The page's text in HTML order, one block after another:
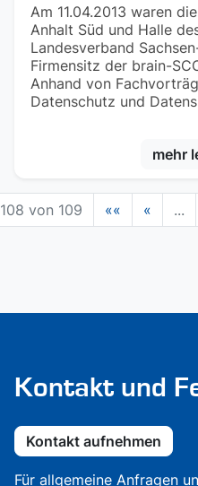
Am 11.04.2013 waren
Anhalt Süd und Halle
Landesverband
Firmensitz der brain-
Anhand von
Datenschutz und
mehr
von 109 «« « ...
Kontakt und
Kontakt aufnehmen
Für allgemeine Anfragen